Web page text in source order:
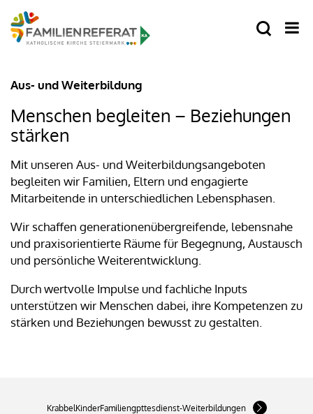
Aus- und Weiterbildung
Menschen begleiten – Beziehungen
stärken
Mit unseren Aus- und Weiterbildungsangeboten
begleiten wir Familien, Eltern und engagierte
Mitarbeitende in unterschiedlichen Lebensphasen.
Wir schaffen generationenübergreifende, lebensnahe
und praxisorientierte Räume für Begegnung, Austausch
und persönliche Weiterentwicklung.
Durch wertvolle Impulse und fachliche Inputs
unterstützen wir Menschen dabei, ihre Kompetenzen zu
stärken und Beziehungen bewusst zu gestalten.
KrabbelKinderFamiliengpttesdienst-Weiterbildungen